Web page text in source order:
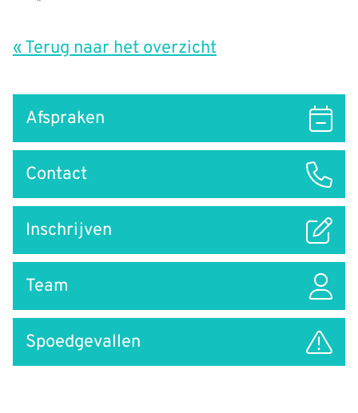
« Terug naar het overzicht
naar
Afspraken
Contact
Inschrijven
Team
Spoedgevallen